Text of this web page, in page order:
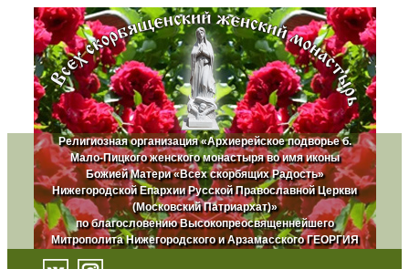
Религиозная организация «Архиерейское подворье б.
Мало-Пицкого женского монастыря во имя иконы
Божией Матери «Всех скорбящих Радость»
Нижегородской Епархии Русской Православной Церкви
(Московский Патриархат)»
по благословению Высокопреосвященнейшего
Митрополита Нижегородского и Арзамасского ГЕОРГИЯ